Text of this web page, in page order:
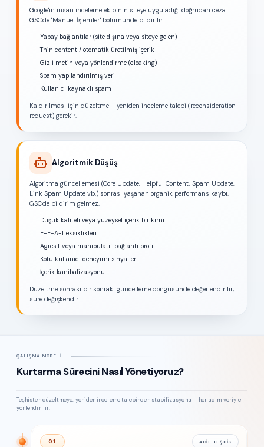
Google'ın insan inceleme ekibinin siteye uyguladığı doğrudan ceza.
GSC'de "Manuel İşlemler" bölümünde bildirilir.
Yapay bağlantılar (site dışına veya siteye gelen)
Thin content / otomatik üretilmiş içerik
Gizli metin veya yönlendirme (cloaking)
Spam yapılandırılmış veri
Kullanıcı kaynaklı spam
Kaldırılması için düzeltme + yeniden inceleme talebi (reconsideration
request) gerekir.
Algoritmik Düşüş
Algoritma güncellemesi (Core Update, Helpful Content, Spam Update,
Link Spam Update vb.) sonrası yaşanan organik performans kaybı.
GSC'de bildirim gelmez.
Düşük kaliteli veya yüzeysel içerik birikimi
E-E-A-T eksiklikleri
Agresif veya manipülatif bağlantı profili
Kötü kullanıcı deneyimi sinyalleri
İçerik kanibalizasyonu
Düzeltme sonrası bir sonraki güncelleme döngüsünde değerlendirilir;
süre değişkendir.
ÇALIŞMA MODELI
Kurtarma Sürecini Nasıl Yönetiyoruz?
Teşhisten düzeltmeye, yeniden inceleme talebinden stabilizasyona — her adım veriyle
yönlendirilir.
01 ACIL TEŞHIS